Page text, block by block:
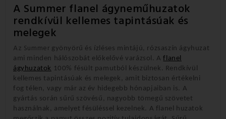
A Summer flanel ágyneműhuzatok
rendkívül kellemes tapintásúak és
melegek
Az Summer gyönyörű és ízléses mintájú, rózsaszín ágyhuzat
ami minden hálószobát előkelővé varázsol. Aflanel
ágyhuzatok 100% fésült pamutból készülnek. Rendkívül
kellemes tapintásúak és melegek, amit biztosan értékelni
fog télen, vagy már az év hidegebb hónapjaiban is. A
gyártás során sűrű szövésű, nagyobb tömegű szövetet
használnak, amelyet fésüléssel kezelnek. A flanel huzatok